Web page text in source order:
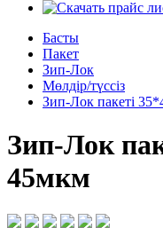
Басты
Пакет
Зип-Лок
Мөлдір/түссіз
Зип-Лок пакеті
Зип-Лок
45мкм